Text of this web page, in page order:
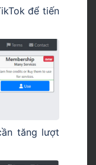
để tiến
tăng lượt